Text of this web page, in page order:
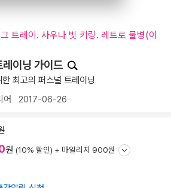
트레이. 사우나 빗 키링. 레트로 물병(이
이닝 가이드
최고의 퍼스널 트레이닝
어 2017-06-26
원 (10% 할인) + 마일리지 900원